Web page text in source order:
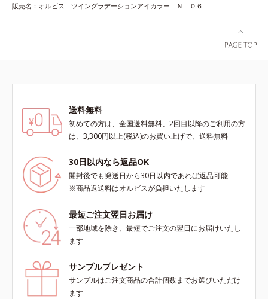
販売名：オルビス ツイングラデーションアイカラー Ｎ ０６
送料無料
初めての方は、全国送料無料、2回目以降のご利用の方
は、3,300円以上(税込)のお買い上げで、送料無料
30日以内なら返品OK
開封後でも発送日から30日以内であれば返品可能
※商品返送料はオルビスが負担いたします
最短ご注文翌日お届け
一部地域を除き、最短でご注文の翌日にお届けいたし
ます
サンプルプレゼント
サンプルはご注文商品の合計個数までお選びいただけ
ます